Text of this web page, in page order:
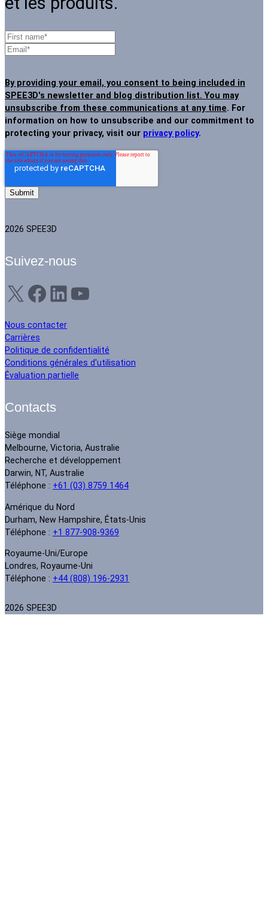
By providing your email, you consent to being included in
SPEE3D's newsletter and blog distribution list. You may
unsubscribe from these communications at any time. For
information on how to unsubscribe and our commitment to
protecting your privacy, visit our privacy policy.
2026 SPEE3D
Suivez-nous
X Facebook LinkedIn YouTube
Nous contacter
Carrières
Politique de confidentialité
Conditions générales d'utilisation
Évaluation partielle
Contacts
Siège mondial
Melbourne, Victoria, Australie
Recherche et développement
Darwin, NT, Australie
Téléphone : +61 (03) 8759 1464
Amérique du Nord
Durham, New Hampshire, États-Unis
Téléphone : +1 877-908-9369
Royaume-Uni/Europe
Londres, Royaume-Uni
Téléphone : +44 (808) 196-2931
2026 SPEE3D